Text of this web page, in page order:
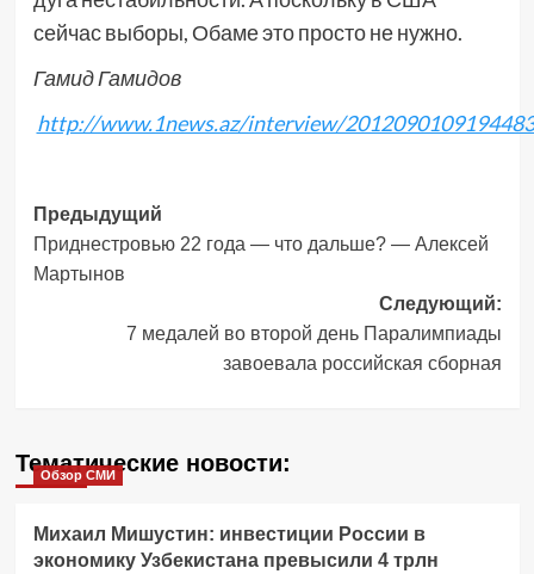
сейчас выборы, Обаме это просто не нужно.
Гамид Гамидов
http://www.1news.az/interview/
Навигация
записи
Предыдущий
Приднестровью 22 года — что дальше? — Алексей
Мартынов
Следующий:
7 медалей во второй день Паралимпиады
завоевала российская сборная
Тематические новости:
Обзор СМИ
Михаил Мишустин: инвестиции России в
экономику Узбекистана превысили 4 трлн